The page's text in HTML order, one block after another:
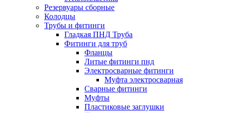
Резервуары сборные
Колодцы
Трубы и фитинги
Гладкая ПНД Труба
Фитинги для труб
Фланцы
Литые фитинги пнд
Электросварные фитинги
Муфта электросварная
Сварные фитинги
Муфты
Пластиковые заглушки